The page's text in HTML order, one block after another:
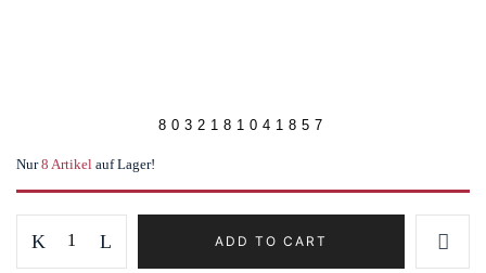
8032181041857
Nur 8 Artikel auf Lager!
ADD TO CART